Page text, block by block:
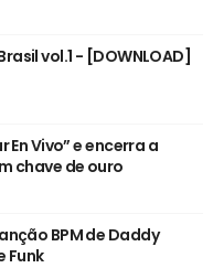
vol.1 - [DOWNLOAD]
En Vivo” e encerra a
chave de ouro
BPM de Daddy
Funk